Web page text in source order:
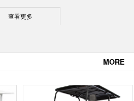
查看更多
MORE